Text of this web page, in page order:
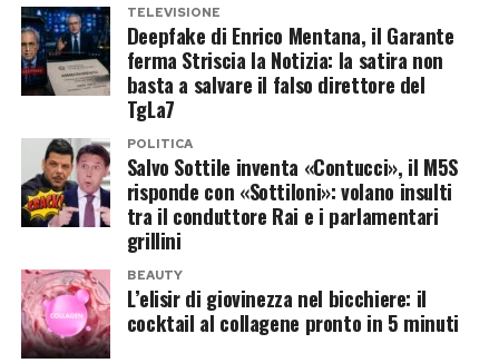
La coppia potrebbe entrare insieme,
trasformando la partecipazione in un racconto
sentimentale oltre che televisivo. Resta aperta
anche l’ipotesi di un ingresso in solitaria, mentre
sul tavolo continua a esserci l’opzione più
semplice: un doppio no e tutti a casa, ma senza
telecamere.
Chi è Alejandro Martinez, il
compagno che piace al reality
TELEVISIONE
Deepfake di Enrico Mentana, il Garante
ferma Striscia la Notizia: la satira non
basta a salvare il falso direttore del
TgLa7
POLITICA
Salvo Sottile inventa «Contucci», il M5S
risponde con «Sottiloni»: volano insulti
tra il conduttore Rai e i parlamentari
grillini
BEAUTY
L’elisir di giovinezza nel bicchiere: il
cocktail al collagene pronto in 5 minuti